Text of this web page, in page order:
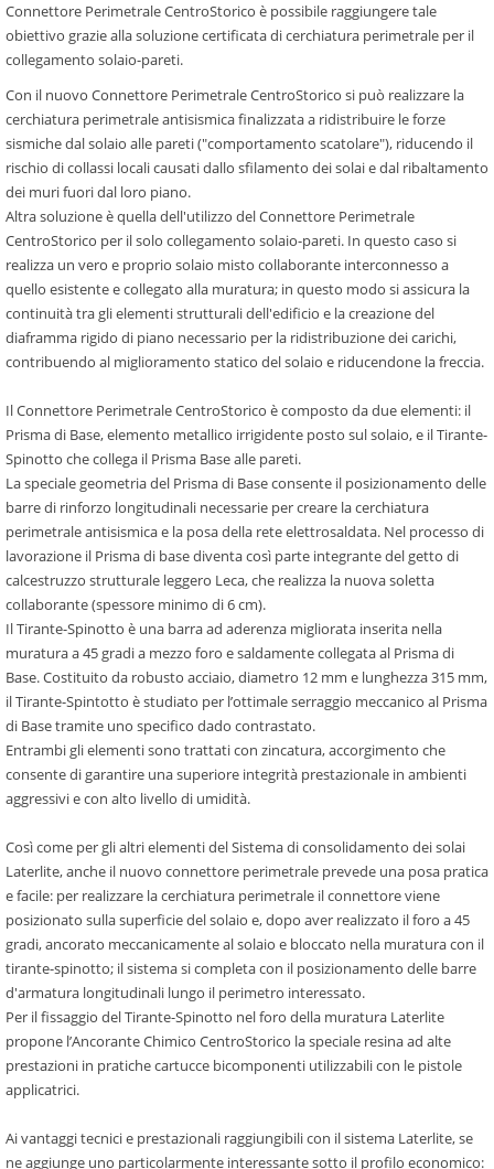
Connettore Perimetrale CentroStorico è possibile raggiungere tale
obiettivo grazie alla soluzione certificata di cerchiatura perimetrale per il
collegamento solaio-pareti.
Con il nuovo Connettore Perimetrale CentroStorico si può realizzare la
cerchiatura perimetrale antisismica finalizzata a ridistribuire le forze
sismiche dal solaio alle pareti ("comportamento scatolare"), riducendo il
rischio di collassi locali causati dallo sfilamento dei solai e dal ribaltamento
dei muri fuori dal loro piano.
Altra soluzione è quella dell'utilizzo del Connettore Perimetrale
CentroStorico per il solo collegamento solaio-pareti. In questo caso si
realizza un vero e proprio solaio misto collaborante interconnesso a
quello esistente e collegato alla muratura; in questo modo si assicura la
continuità tra gli elementi strutturali dell'edificio e la creazione del
diaframma rigido di piano necessario per la ridistribuzione dei carichi,
contribuendo al miglioramento statico del solaio e riducendone la freccia.
Il Connettore Perimetrale CentroStorico è composto da due elementi: il
Prisma di Base, elemento metallico irrigidente posto sul solaio, e il Tirante-
Spinotto che collega il Prisma Base alle pareti.
La speciale geometria del Prisma di Base consente il posizionamento delle
barre di rinforzo longitudinali necessarie per creare la cerchiatura
perimetrale antisismica e la posa della rete elettrosaldata. Nel processo di
lavorazione il Prisma di base diventa così parte integrante del getto di
calcestruzzo strutturale leggero Leca, che realizza la nuova soletta
collaborante (spessore minimo di 6 cm).
Il Tirante-Spinotto è una barra ad aderenza migliorata inserita nella
muratura a 45 gradi a mezzo foro e saldamente collegata al Prisma di
Base. Costituito da robusto acciaio, diametro 12 mm e lunghezza 315 mm,
il Tirante-Spintotto è studiato per l’ottimale serraggio meccanico al Prisma
di Base tramite uno specifico dado contrastato.
Entrambi gli elementi sono trattati con zincatura, accorgimento che
consente di garantire una superiore integrità prestazionale in ambienti
aggressivi e con alto livello di umidità.
Così come per gli altri elementi del Sistema di consolidamento dei solai
Laterlite, anche il nuovo connettore perimetrale prevede una posa pratica
e facile: per realizzare la cerchiatura perimetrale il connettore viene
posizionato sulla superficie del solaio e, dopo aver realizzato il foro a 45
gradi, ancorato meccanicamente al solaio e bloccato nella muratura con il
tirante-spinotto; il sistema si completa con il posizionamento delle barre
d'armatura longitudinali lungo il perimetro interessato.
Per il fissaggio del Tirante-Spinotto nel foro della muratura Laterlite
propone l’Ancorante Chimico CentroStorico la speciale resina ad alte
prestazioni in pratiche cartucce bicomponenti utilizzabili con le pistole
applicatrici.
Ai vantaggi tecnici e prestazionali raggiungibili con il sistema Laterlite, se
ne aggiunge uno particolarmente interessante sotto il profilo economico: